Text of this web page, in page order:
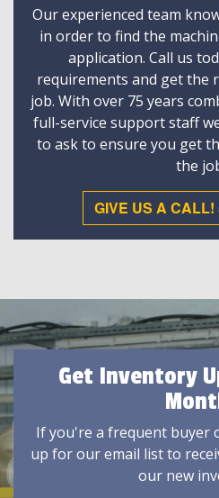
Our experienced team
in order to find the
application. Call us
requirements and get the
job. With over 75 years
full-service support staff
to ask to ensure you get
the
GIVE US A CALL!
Get Inventory
If you're a frequent buyer
up for our email list to
our new